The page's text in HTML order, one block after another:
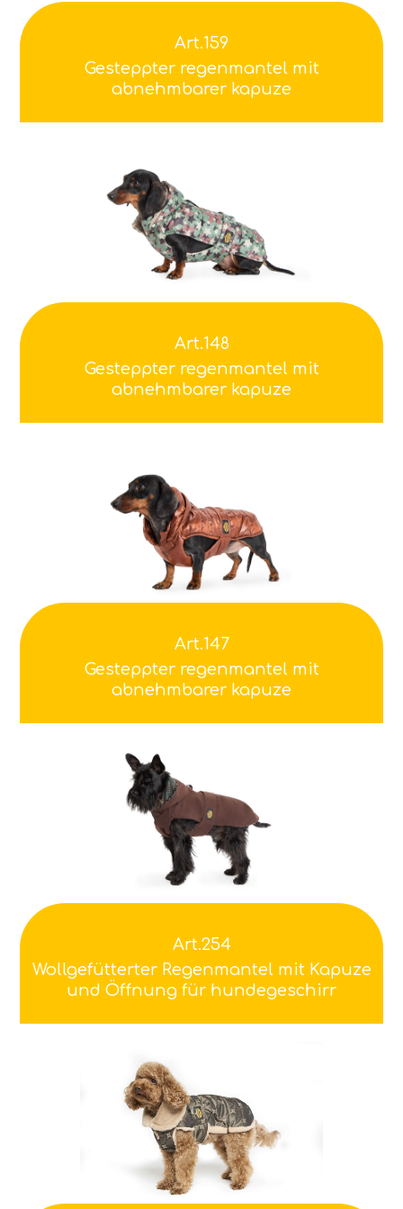
Art.159
Gesteppter regenmantel mit
abnehmbarer kapuze
Art.148
Gesteppter regenmantel mit
abnehmbarer kapuze
Art.147
Gesteppter regenmantel mit
abnehmbarer kapuze
Art.254
Wollgefütterter Regenmantel mit Kapuze
und Öffnung für hundegeschirr